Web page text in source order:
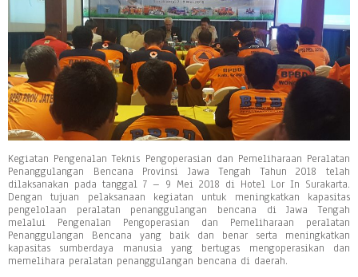
Kegiatan Pengenalan Teknis Pengoperasian dan Pemeliharaan Peralatan
Penanggulangan Bencana Provinsi Jawa Tengah Tahun 2018 telah
dilaksanakan pada tanggal 7 – 9 Mei 2018 di Hotel Lor In Surakarta.
Dengan tujuan pelaksanaan kegiatan untuk meningkatkan kapasitas
pengelolaan peralatan penanggulangan bencana di Jawa Tengah
melalui Pengenalan Pengoperasian dan Pemeliharaan peralatan
Penanggulangan Bencana yang baik dan benar serta meningkatkan
kapasitas sumberdaya manusia yang bertugas mengoperasikan dan
memelihara peralatan penanggulangan bencana di daerah.